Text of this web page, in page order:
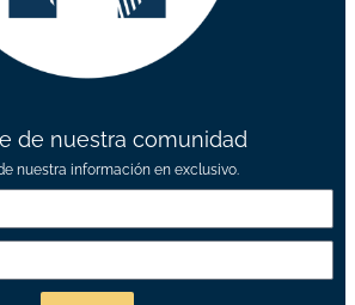
de nuestra comunidad
nuestra información en exclusivo.